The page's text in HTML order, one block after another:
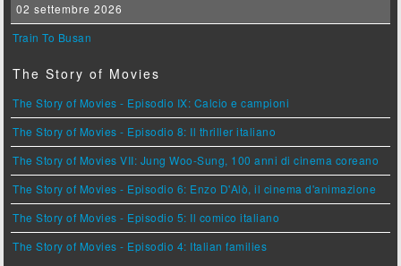
02 settembre 2026
Train To Busan
The Story of Movies
The Story of Movies - Episodio IX: Calcio e campioni
The Story of Movies - Episodio 8: Il thriller italiano
The Story of Movies VII: Jung Woo-Sung, 100 anni di cinema coreano
The Story of Movies - Episodio 6: Enzo D'Alò, il cinema d'animazione
The Story of Movies - Episodio 5: Il comico italiano
The Story of Movies - Episodio 4: Italian families